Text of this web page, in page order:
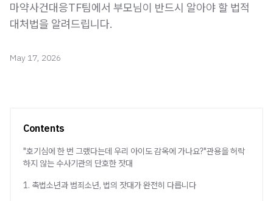
마약사건대응TF팀에서 부모님이 반드시 알아야 할 법적
대처법을 알려드립니다.
May 17, 2026
Contents
"호기심에 한 번 그랬다는데 우리 아이도 감옥에 가나요?"관용을 허락
하지 않는 수사기관의 단호한 잣대
1. 촉법소년과 범죄소년, 법의 잣대가 완전히 다릅니다